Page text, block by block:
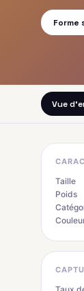
Forme
Vue
Taille
Poids
Taux